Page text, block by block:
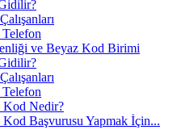
ve Beyaz Kod Birimi
Kod Nedir?
Kod Başvurusu Yapmak İçin...